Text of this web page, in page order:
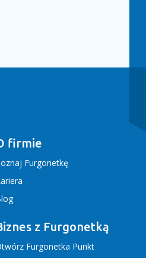
firmie
Furgonetkę
z Furgonetką
Furgonetka Punkt